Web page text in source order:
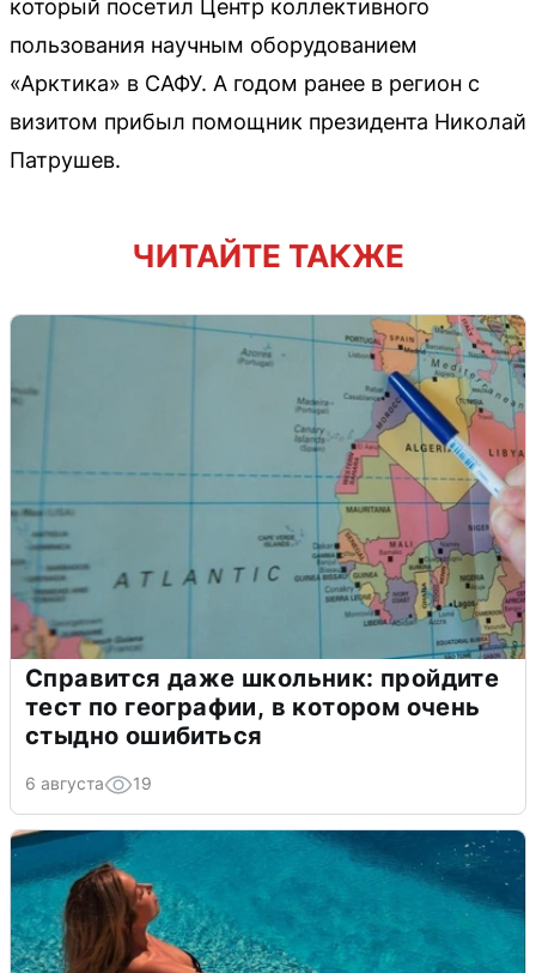
который посетил Центр коллективного
пользования научным оборудованием
«Арктика» в САФУ. А годом ранее в регион с
визитом прибыл помощник президента Николай
Патрушев.
ЧИТАЙТЕ ТАКЖЕ
Справится даже школьник: пройдите
тест по географии, в котором очень
стыдно ошибиться
6 августа 19